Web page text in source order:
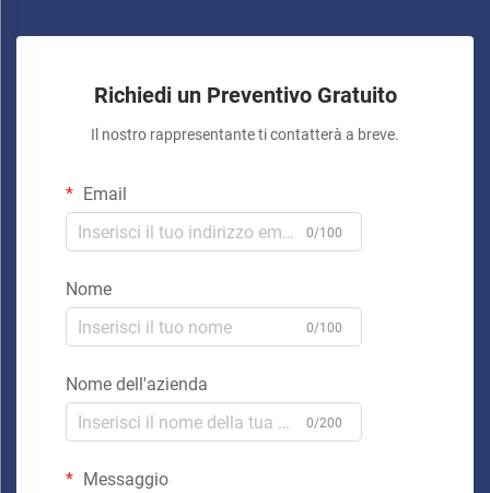
Richiedi un Preventivo Gratuito
Il nostro rappresentante ti contatterà a breve.
Email
0/100
Nome
0/100
Nome dell'azienda
0/200
Messaggio